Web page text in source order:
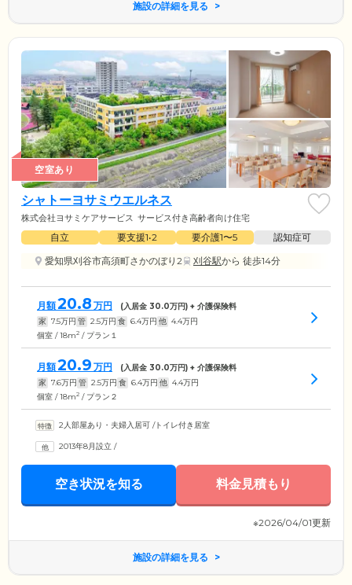
施設の詳細を見る
空室あり
シャトーヨサミウエルネス
株式会社ヨサミケアサービス サービス付き高齢者向け住宅
自立 要支援1•2 要介護1〜5
認知症可
愛知県刈谷市高須町さかのぼり2
刈谷駅から 徒歩14分
月額20.8 万円 (入居金 30.0万円) + 介護保険料
家 7.5万円 管 2.5万円 食 6.4万円 他 4.4万円
個室 / 18m2 / プラン１
月額20.9 万円 (入居金 30.0万円) + 介護保険料
家 7.6万円 管 2.5万円 食 6.4万円 他 4.4万円
個室 / 18m2 / プラン２
2人部屋あり・夫婦入居可 /トイレ付き居室
2013年8月設立 /
空き状況を知る 料金見積もり
※2026/04/01更新
施設の詳細を見る